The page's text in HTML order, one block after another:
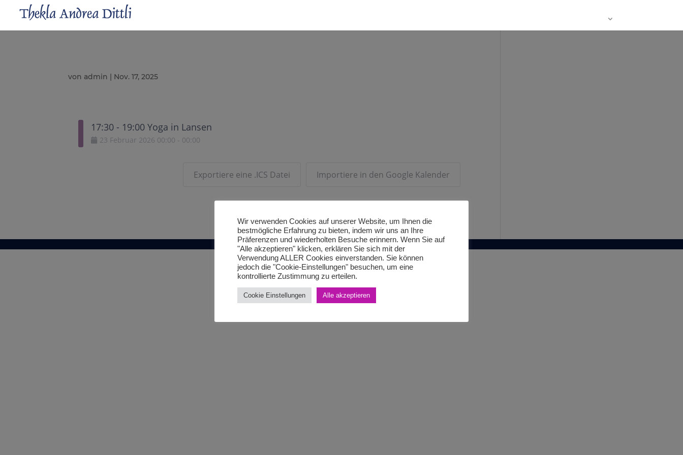
von admin | Nov. 17, 2025
17:30 - 19:00 Yoga in Lansen
23 Februar 2026 00:00 - 00:00
Exportiere eine .ICS Datei Importiere in den Google Kalender
Wir verwenden Cookies auf unserer Website, um Ihnen die
bestmögliche Erfahrung zu bieten, indem wir uns an Ihre
Präferenzen und wiederholten Besuche erinnern. Wenn Sie auf
"Alle akzeptieren" klicken, erklären Sie sich mit der
Verwendung ALLER Cookies einverstanden. Sie können
jedoch die "Cookie-Einstellungen" besuchen, um eine
kontrollierte Zustimmung zu erteilen.
Cookie Einstellungen Alle akzeptieren